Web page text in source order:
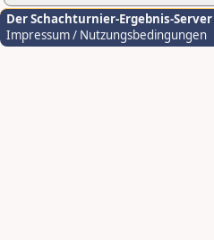
Der Schachturnier-Ergebnis-Server
Impressum / Nutzungsbedingungen